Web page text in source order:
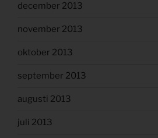
december 2013
november 2013
oktober 2013
september 2013
augusti 2013
juli 2013